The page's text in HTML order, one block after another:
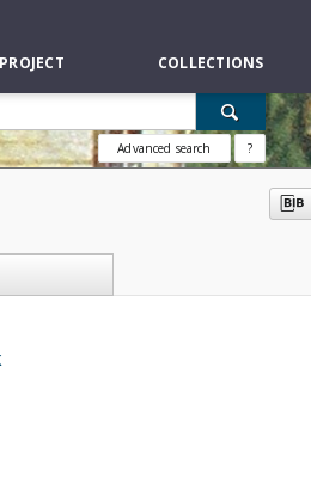
COLLECTIONS
Advanced search ?